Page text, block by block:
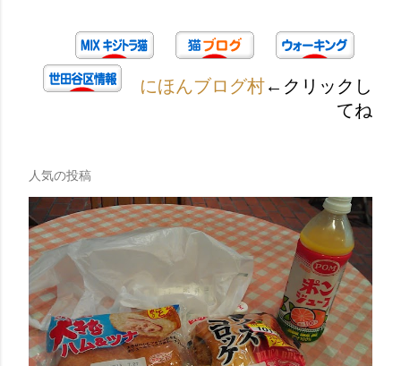
にほんブログ村←クリックし
てね
人気の投稿